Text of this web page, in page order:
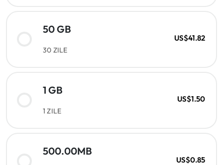
50 GB
30 ZILE
US$41.82
1 GB
1 ZILE
US$1.50
500.00MB
US$0.85